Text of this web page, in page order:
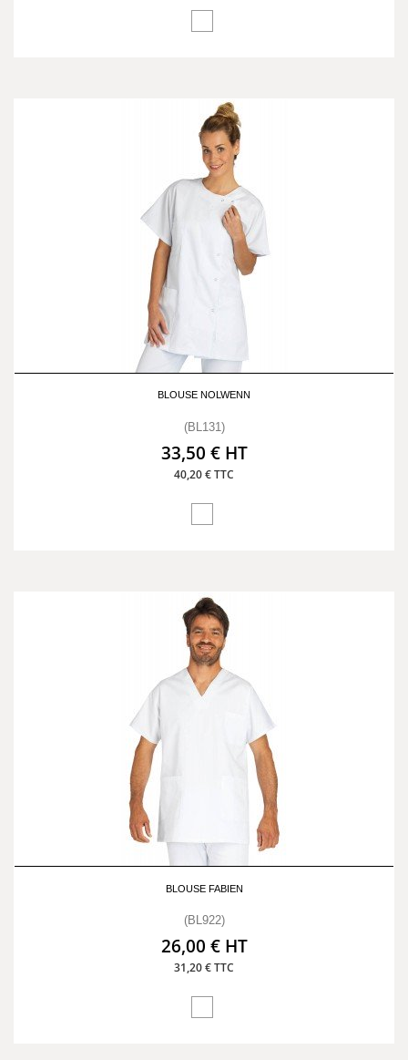
BLOUSE NOLWENN
(BL131)
33,50 € HT
40,20 € TTC
BLOUSE FABIEN
(BL922)
26,00 € HT
31,20 € TTC